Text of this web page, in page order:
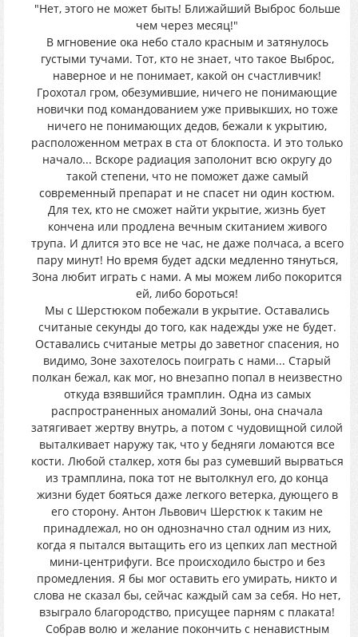
"Нет, этого не может быть! Ближайший Выброс больше
чем через месяц!"
В мгновение ока небо стало красным и затянулось
густыми тучами. Тот, кто не знает, что такое Выброс,
наверное и не понимает, какой он счастливчик!
Грохотал гром, обезумившие, ничего не понимающие
новички под командованием уже привыкших, но тоже
ничего не понимающих дедов, бежали к укрытию,
расположенном метрах в ста от блокпоста. И это только
начало... Вскоре радиация заполонит всю округу до
такой степени, что не поможет даже самый
современный препарат и не спасет ни один костюм.
Для тех, кто не сможет найти укрытие, жизнь бует
кончена или продлена вечным скитанием живого
трупа. И длится это все не час, не даже полчаса, а всего
пару минут! Но время будет адски медленно тянуться,
Зона любит играть с нами. А мы можем либо покорится
ей, либо бороться!
Мы с Шерстюком побежали в укрытие. Оставались
считаные секунды до того, как надежды уже не будет.
Оставались считаные метры до заветног спасения, но
видимо, Зоне захотелось поиграть с нами... Старый
полкан бежал, как мог, но внезапно попал в неизвестно
откуда взявшийся трамплин. Одна из самых
распространенных аномалий Зоны, она сначала
затягивает жертву внутрь, а потом с чудовищной силой
выталкивает наружу так, что у бедняги ломаются все
кости. Любой сталкер, хотя бы раз сумевший вырваться
из трамплина, пока тот не вытолкнул его, до конца
жизни будет бояться даже легкого ветерка, дующего в
его сторону. Антон Львович Шерстюк к таким не
принадлежал, но он однозначно стал одним из них,
когда я пытался вытащить его из цепких лап местной
мини-центрифуги. Все происходило быстро и без
промедления. Я бы мог оставить его умирать, никто и
слова не сказал бы, сейчас каждый сам за себя. Но нет,
взыграло благородство, присущее парням с плаката!
Собрав волю и желание покончить с ненавистным